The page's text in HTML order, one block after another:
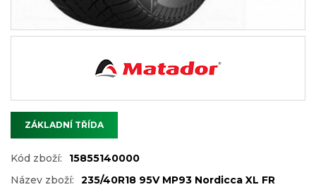
ZÁKLADNÍ TŘÍDA
Kód zboží:
15855140000
Název zboží:
235/40R18 95V MP93 Nordicca XL FR